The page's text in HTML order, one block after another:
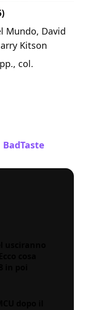
Mundo, David
Kitson
col.
cosa
dopo il